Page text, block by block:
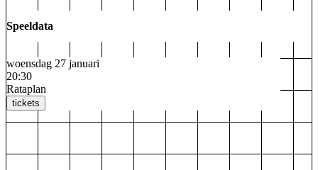
Speeldata
woensdag 27 januari
20:30
Rataplan
tickets